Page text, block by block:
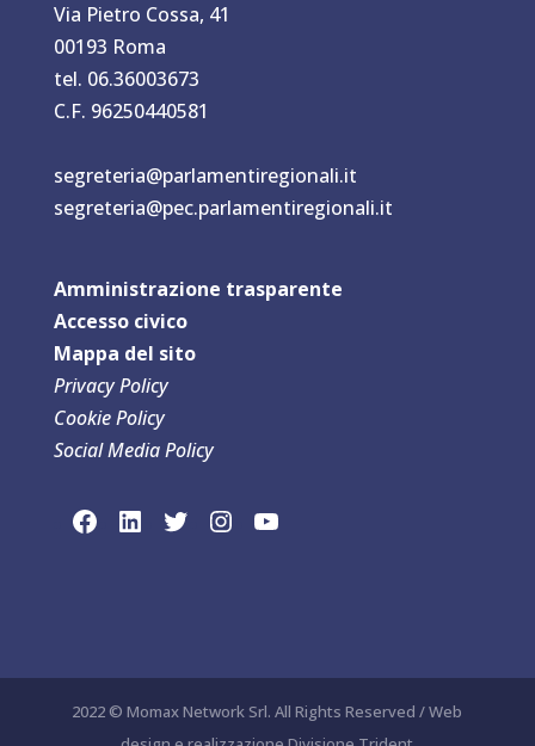
Via Pietro Cossa, 41
00193 Roma
tel. 06.36003673
C.F. 96250440581
segreteria@parlamentiregionali.it
segreteria@pec.parlamentiregionali.it
Amministrazione trasparente
Accesso civico
Mappa del sito
Privacy Policy
Cookie Policy
Social Media Policy
link social Facebook
link sociaLinkedln
link social Twitterlink social Instagram
link social YouTube
2022 © Momax Network Srl. All Rights Reserved / Web